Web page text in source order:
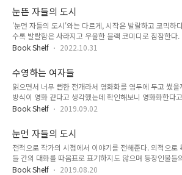
다. 사족이 길었지만, 지금과 같이 키보드조차 낯설어지는
일 시대에 손편..
의하고 있어. 작품 해설에 나온 내용으로 소개가 충분할
각성자라 할지라도 깨달음의 순간에 체험한 것을 말이나
는 없다는 사실, 즉 삶과 인식 사이에 가로놓여 있는 균열
으로 파악되는 것이 아니라 한순간의 심오한 통찰 속에서
달은 싯다르타는 편력의 길을 계속한다. https:/..
눈뜬 자들의 도시
'눈먼 자들의 도시'와는 다르게, 시작은 발랄하고 코믹하
수록 발랄함은 사라지고 우울한 블랙 코미디로 침잠한다
서는 그래도 주인공은 이름으로 불러주더니, 이 작품은 '
했던 눈물을 핥아주는 개의 이름만이 언급된다. 중앙 정
곧고 좁은 길로부터 벗어난 수도의 주민에게 돌아온 탕자
한 교훈을 일깨워줄 수 있다고 믿습니다, 정부는 그들에게
회개하면 용서 못할 잘못이 없다고 말합니다 ... 여러분의
오, 조국의 눈이 여러분을 주시하고 있습니다. 작가의 ..
Book Shelf 2022.10.31
수영하는 여자들
읽으면서 너무 뻔한 전개라서 영화화를 염두에 두고 썼
방식이 영화 같다고 생각했는데 확인해보니 영화화한다
는 수영장 매각 문제가 자본주의 사회에서 발생하는 문제
이션 그 외에 읽으면서 떠오르는 질문은 하나 ‘언제든지
편해지는 곳을 누구나 하나쯤 가지고 있을까?’ 나는 딱히
집은 논외다. 그리고 봤던 영화를 또 보고 읽었던 책을 또
슷했던가 싶다. 무슨 일이 일어날지 아는 상태에서 책을
기를 통제하고 있는 것처럼 마음이 평온했..
Book Shelf 2019.09.02
눈먼 자들의 도시
전적으로 작가의 시점에서 이야기를 전해준다. 외적으로
들 간의 대화를 따옴표로 표기하지도 않으며 등장인물들
그래서인지, 글을 꾹꾹 눌러 담은 것처럼 보인다. 작가가
Book Shelf 2019.08.20